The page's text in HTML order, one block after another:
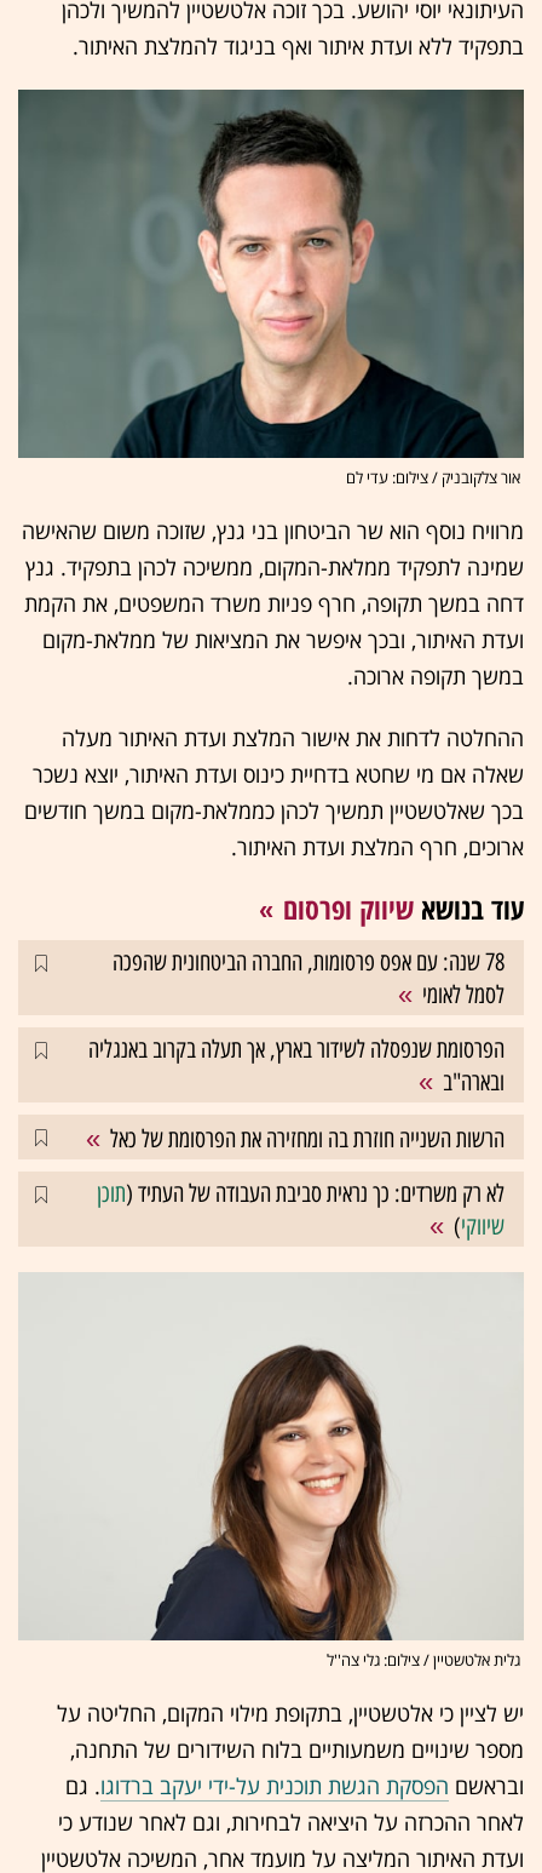
העיתונאי יוסי יהושע. בכך זוכה אלטשטיין להמשיך ולכהן
בתפקיד ללא ועדת איתור ואף בניגוד להמלצת האיתור.
אור צלקובניק / צילום: עדי לם
מרוויח נוסף הוא שר הביטחון בני גנץ, שזוכה משום שהאישה
שמינה לתפקיד ממלאת-המקום, ממשיכה לכהן בתפקיד. גנץ
דחה במשך תקופה, חרף פניות משרד המשפטים, את הקמת
ועדת האיתור, ובכך איפשר את המציאות של ממלאת-מקום
במשך תקופה ארוכה.
ההחלטה לדחות את אישור המלצת ועדת האיתור מעלה
שאלה אם מי שחטא בדחיית כינוס ועדת האיתור, יוצא נשכר
בכך שאלטשטיין תמשיך לכהן כממלאת-מקום במשך חודשים
ארוכים, חרף המלצת ועדת האיתור.
עוד בנושא שיווק ופרסום
78 שנה: עם אפס פרסומות, החברה הביטחונית שהפכה
לסמל לאומי
הפרסומת שנפסלה לשידור בארץ, אך תעלה בקרוב באנגליה
ובארה"ב
הרשות השנייה חוזרת בה ומחזירה את הפרסומת של כאל
לא רק משרדים: כך נראית סביבת העבודה של העתיד (תוכן
שיווקי)
גלית אלטשטיין / צילום: גלי צה''ל
יש לציין כי אלטשטיין, בתקופת מילוי המקום, החליטה על
מספר שינויים משמעותיים בלוח השידורים של התחנה,
ובראשם הפסקת הגשת תוכנית על-ידי יעקב ברדוגו. גם
לאחר ההכרזה על היציאה לבחירות, וגם לאחר שנודע כי
ועדת האיתור המליצה על מועמד אחר, המשיכה אלטשטיין